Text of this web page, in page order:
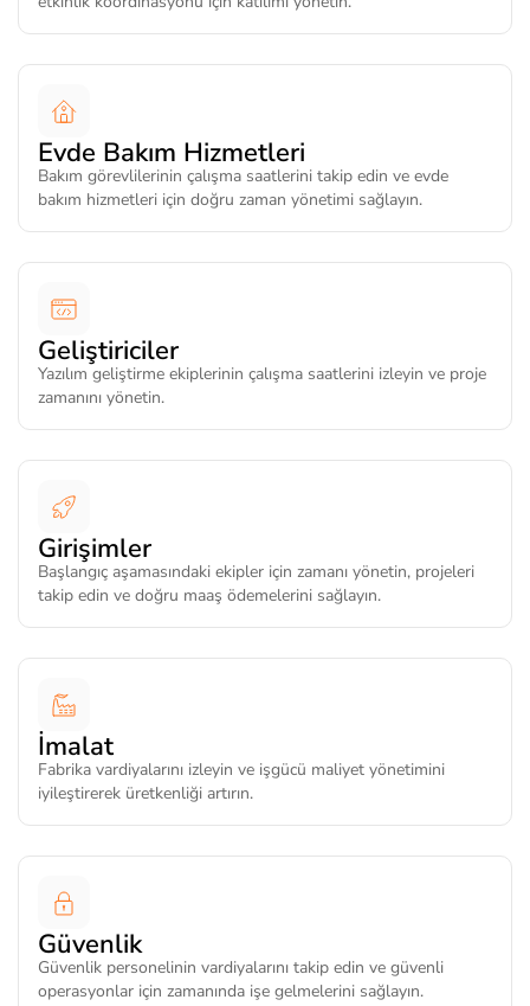
Evde Bakım Hizmetleri
Bakım görevlilerinin çalışma saatlerini takip edin ve evde
bakım hizmetleri için doğru zaman yönetimi sağlayın.
Geliştiriciler
Yazılım geliştirme ekiplerinin çalışma saatlerini izleyin ve proje
zamanını yönetin.
Girişimler
Başlangıç aşamasındaki ekipler için zamanı yönetin, projeleri
takip edin ve doğru maaş ödemelerini sağlayın.
İmalat
Fabrika vardiyalarını izleyin ve işgücü maliyet yönetimini
iyileştirerek üretkenliği artırın.
Güvenlik
Güvenlik personelinin vardiyalarını takip edin ve güvenli
operasyonlar için zamanında işe gelmelerini sağlayın.